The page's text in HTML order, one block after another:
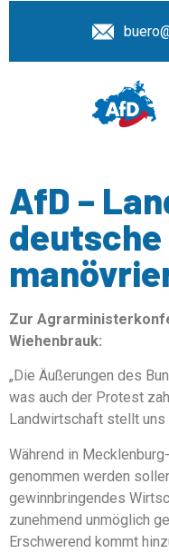
AfD –
Zur
Wiehenbrauk:
„Die Äußerungen des
was auch der Protest
Landwirtschaft stellt
Während in
genommen werden
gewinnbringendes
zunehmend unmöglich
Erschwerend kommt